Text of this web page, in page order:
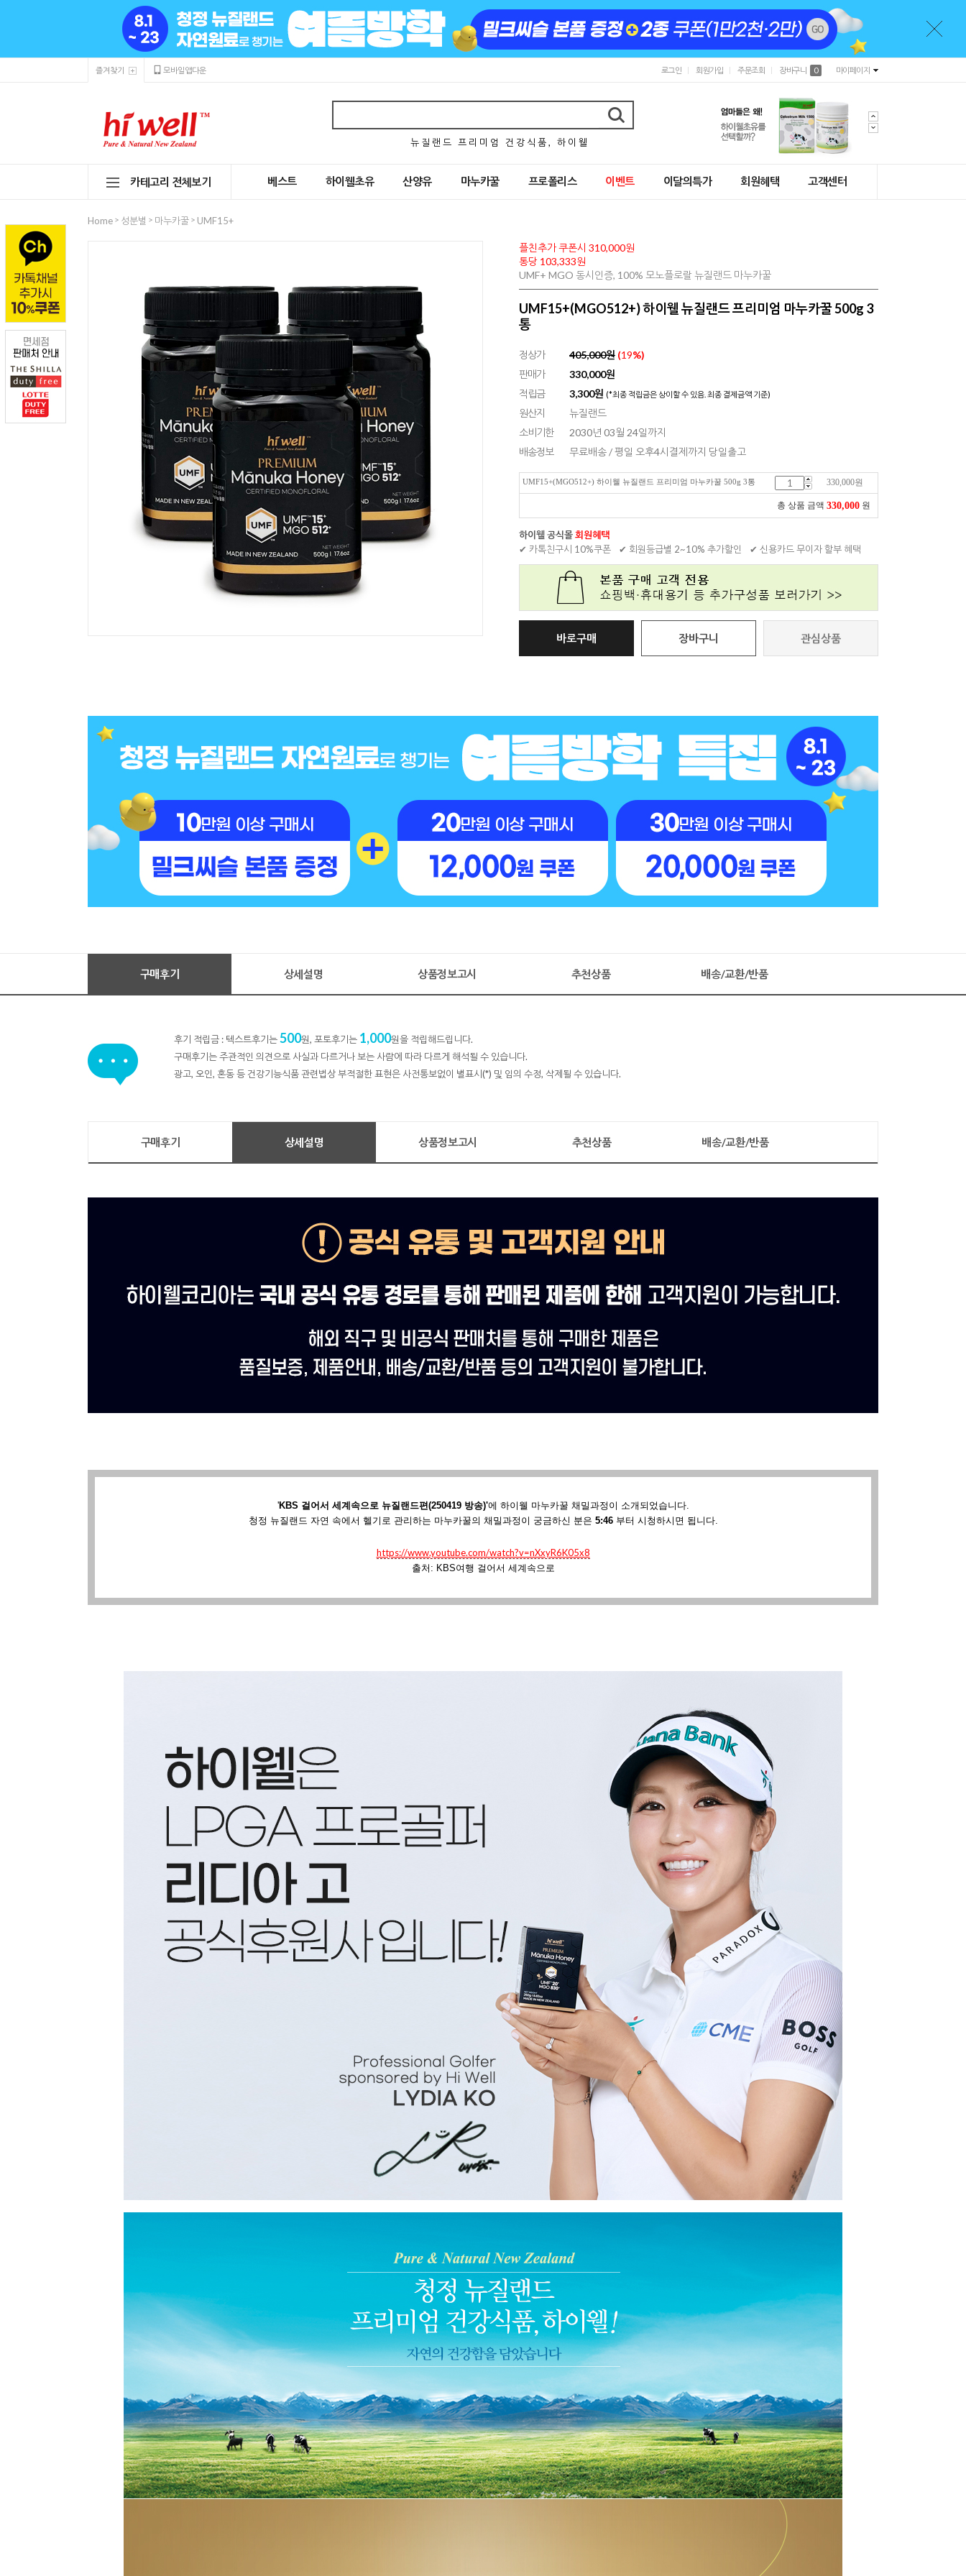
즐겨찾기 모바일앱다운 로그인 회원가입 주문조회 장바구니 0 마이페이지
뉴 질 랜 드 프 리 미 엄 건 강 식 품 , 하 이 웰
카테고리 전체보기 베스트 하이웰초유 산양유 마누카꿀 프로폴리스 이벤트 이달의특가 회원혜택 고객센터
Home > 성분별 > 마누카꿀 > UMF15+
플친추가 쿠폰시 310,000원
통당 103,333원
UMF+ MGO 동시인증, 100% 모노플로랄 뉴질랜드 마누카꿀
UMF15+(MGO512+) 하이웰 뉴질랜드 프리미엄 마누카꿀 500g 3
통
정상가 405,000원 (19%)
판매가
330,000원
적립금
3,300원 (*최종 적립금은 상이할 수 있음. 최종 결제금액 기준)
원산지
뉴질랜드
소비기한
2030년 03월 24일까지
배송정보
무료배송 / 평일 오후4시결제까지 당일출고
UMF15+(MGO512+) 하이웰 뉴질랜드 프리미엄 마누카꿀 500g 3통 330,000원
총 상품 금액 330,000 원
하이웰 공식몰회원혜택
✔ 카톡친구시 10%쿠폰
✔ 회원등급별 2~10% 추가할인 ✔ 신용카드 무이자 할부 혜택
바로구매 장바구니 관심상품
구매후기 상세설명 상품정보고시 추천상품 배송/교환/반품
후기 적립금 : 텍스트후기는500원, 포토후기는 1,000원을 적립해드립니다.
구매후기는 주관적인 의견으로 사실과 다르거나 보는 사람에 따라 다르게 해석될 수 있습니다.
광고, 오인, 혼동 등 건강기능식품 관련법상 부적절한 표현은 사전통보없이 별표시(*) 및 임의 수정, 삭제될 수 있습니다.
구매후기 상세설명 상품정보고시 추천상품 배송/교환/반품
'KBS 걸어서 세계속으로 뉴질랜드편(250419 방송)'에 하이웰 마누카꿀 채밀과정이 소개되었습니다.
청정 뉴질랜드 자연 속에서 헬기로 관리하는 마누카꿀의 채밀과정이 궁금하신 분은 5:46부터 시청하시면 됩니다.
https://www.youtube.com/watch?v=nXxyR6K05x8
출처: KBS여행 걸어서 세계속으로